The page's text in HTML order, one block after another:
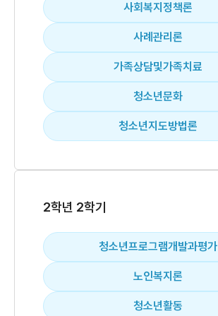
사회복지정책론
사례관리론
가족상담및가족치료
청소년문화
청소년지도방법론
2학년 2학기
청소년프로그램개발과평가
노인복지론
청소년활동